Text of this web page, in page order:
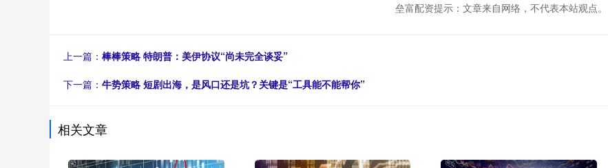
垒富配资提示：文章来自网络，不代表本站观点。
上一篇： 棒棒策略 特朗普：美伊协议“尚未完全谈妥”
下一篇： 牛势策略 短剧出海，是风口还是坑？关键是“工具能不能帮你”
相关文章